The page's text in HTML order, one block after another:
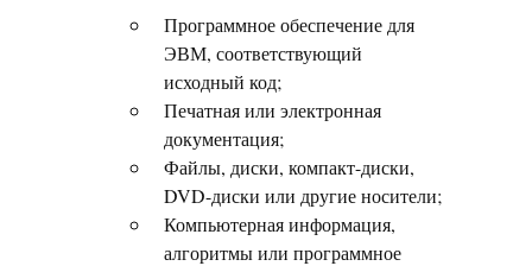
Программное обеспечение для
ЭВМ, соответствующий
исходный код;
Печатная или электронная
документация;
Файлы, диски, компакт-диски,
DVD-диски или другие носители;
Компьютерная информация,
алгоритмы или программное